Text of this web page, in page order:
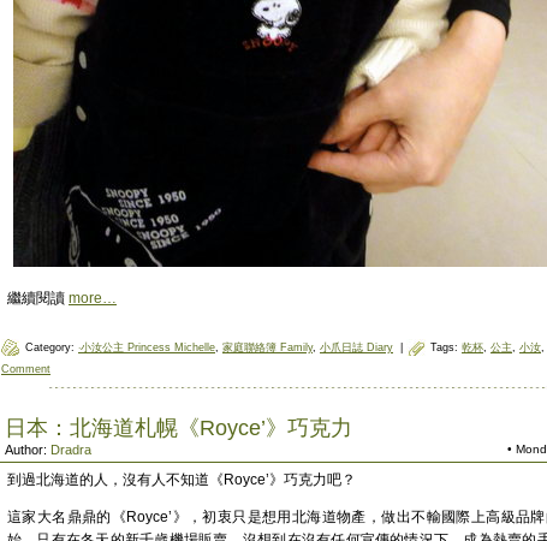
繼續閱讀 more…
Category: ‧小汝公主 Princess Michelle, 家庭聯絡簿 Family, 小爪日誌 Diary Tags: 乾杯, 公主, 小汝,
Comment
日本：北海道札幌《Royce’》巧克力
Author: Dradra •
到過北海道的人，沒有人不知道《Royce’》巧克力吧？
這家大名鼎鼎的《Royce’》，初衷只是想用北海道物產，做出不輸國際上高級品